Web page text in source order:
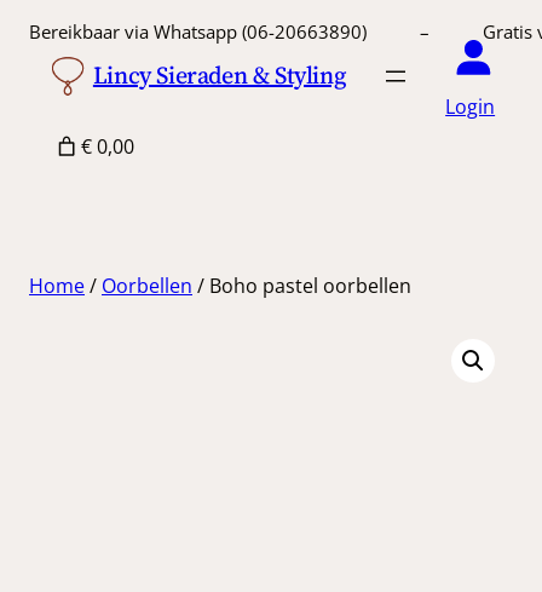
GaBereikbaar via Whatsapp (06-20663890) –
Lincy Sieraden & Styling
Login
€ 0,00
Home/ Oorbellen / Boho pastel oorbellen